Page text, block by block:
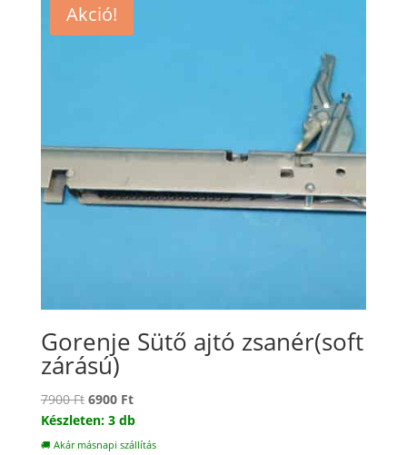
Akció!
Gorenje Sütő ajtó zsanér(soft
zárású)
7900Ft Original
price
was:
6900 FtCurrent
price
is:
Készleten: 3 db
🚚 Akár másnapi szállítás